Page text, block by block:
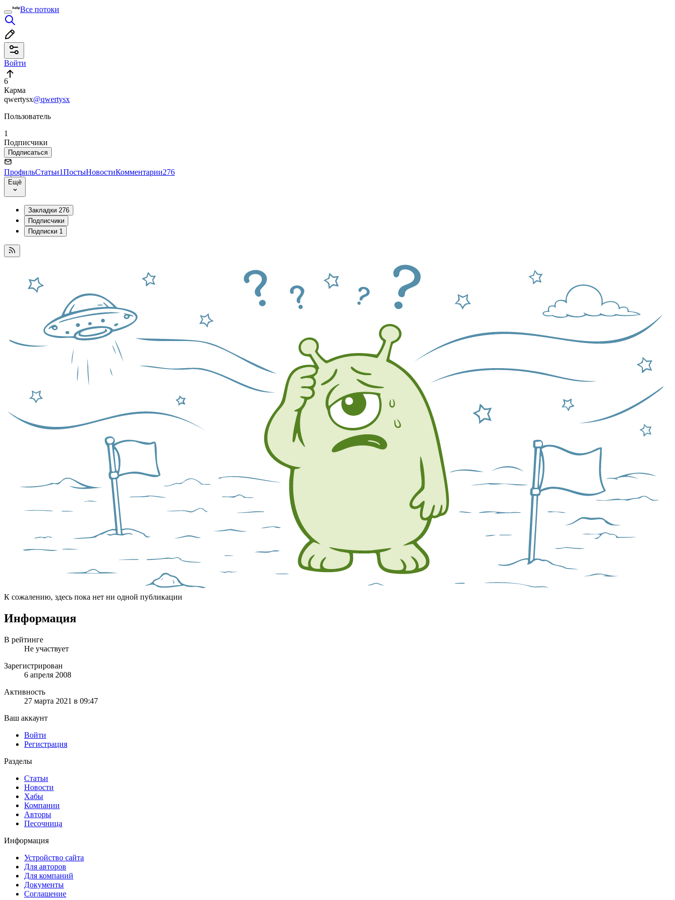
Все потоки
Войти
6
Карма
qwertysx@qwertysx
Пользователь
1
Подписчики
Подписаться
ПрофильСтатьи1ПостыНовостиКомментарии276
Ещё
Закладки 276
Подписчики
Подписки 1
К сожалению, здесь пока нет ни одной публикации
Информация
В рейтинге
Не участвует
Зарегистрирован
6 апреля 2008
Активность
27 марта 2021 в 09:47
Ваш аккаунт
Войти
Регистрация
Разделы
Статьи
Новости
Хабы
Компании
Авторы
Песочница
Информация
Устройство сайта
Для авторов
Для компаний
Документы
Соглашение